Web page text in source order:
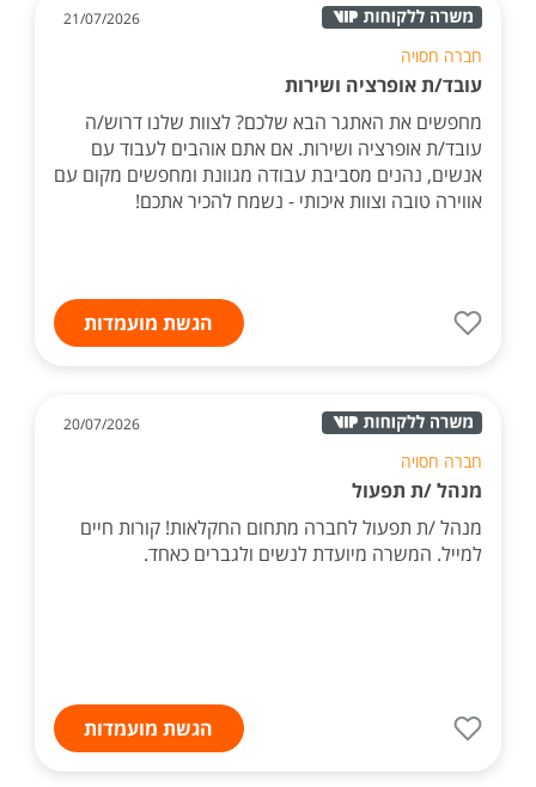
21/07/2026
חברה חסויה
עובד/ת אופרציה ושירות
מחפשים את האתגר הבא שלכם? לצוות שלנו דרוש/ה
עובד/ת אופרציה ושירות. אם אתם אוהבים לעבוד עם
אנשים, נהנים מסביבת עבודה מגוונת ומחפשים מקום עם
אווירה טובה וצוות איכותי - נשמח להכיר אתכם!
הגשת מועמדות
20/07/2026
חברה חסויה
מנהל /ת תפעול
מנהל /ת תפעול לחברה מתחום החקלאות! קורות חיים
למייל. המשרה מיועדת לנשים ולגברים כאחד.
הגשת מועמדות